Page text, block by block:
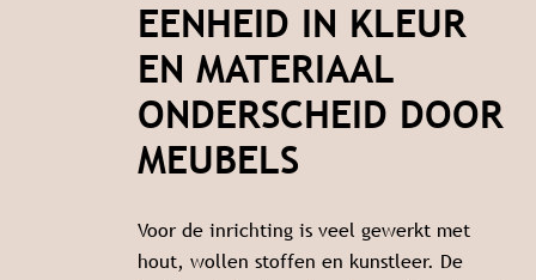
EENHEID IN KLEUR
EN MATERIAAL
ONDERSCHEID DOOR
MEUBELS
Voor de inrichting is veel gewerkt met
hout, wollen stoffen en kunstleer. De